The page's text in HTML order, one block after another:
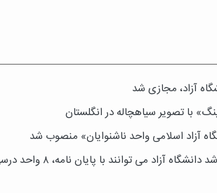
آزاد، مجازی شد
با تصویر سیاهچاله در انگلستان
آزاد اسلامی واحد ناشنوایان» منصوب شد
آزاد می توانند با پایان نامه، ۸ واحد درسی بگیرند